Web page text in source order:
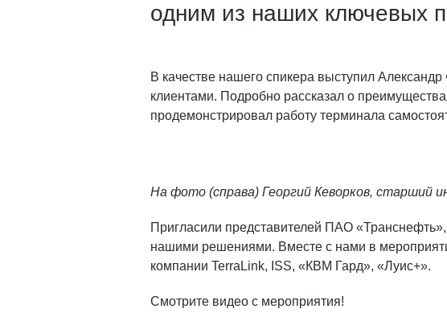
одним из наших ключевых
В качестве нашего спикера выступил
клиентами. Подробно рассказал о
продемонстрировал работу терминала
На фото (справа) Георгий Кеворков, старший
Пригласили представителей ПАО
нашими решениями. Вместе с нами в
компании TerraLink, ISS, «КВМ Гард», «Луис+».
Смотрите видео с мероприятия!